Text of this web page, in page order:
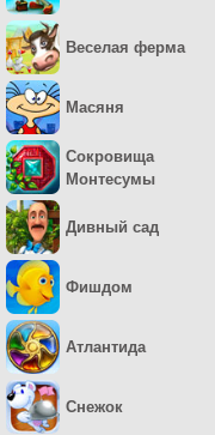
Веселая ферма
Масяня
Сокровища
Монтесумы
Дивный сад
Фишдом
Атлантида
Снежок